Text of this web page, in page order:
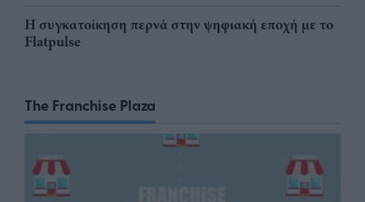
Η συγκατοίκηση περνά στην ψηφιακή εποχή με το
Flatpulse
The Franchise Plaza